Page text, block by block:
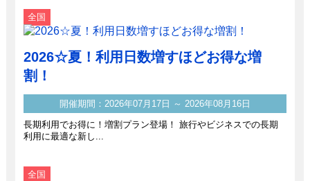
全国
2026☆夏！利用日数増すほどお得な増
割！
開催期間：2026年07月17日 ～ 2026年08月16日
長期利用でお得に！増割プラン登場！ 旅行やビジネスでの長期
利用に最適な新し...
全国